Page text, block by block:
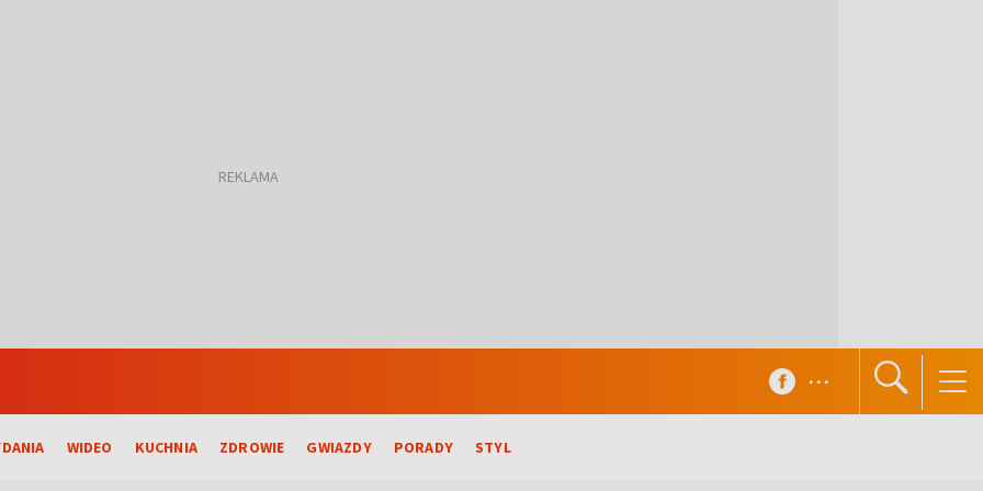
WIDEO KUCHNIA ZDROWIE GWIAZDY PORADY STYL
...